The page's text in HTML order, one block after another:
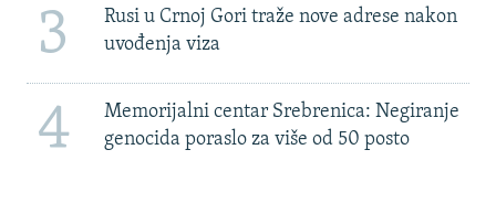
3
Rusi u Crnoj Gori traže nove adrese nakon
uvođenja viza
4
Memorijalni centar Srebrenica: Negiranje
genocida poraslo za više od 50 posto